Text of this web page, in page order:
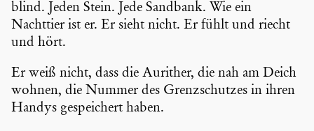
blind. Jeden Stein. Jede Sandbank. Wie ein
Nachttier ist er. Er sieht nicht. Er fühlt und riecht
und hört.
Er weiß nicht, dass die Aurither, die nah am Deich
wohnen, die Nummer des Grenz­schutzes in ihren
Handys gespei­chert haben.